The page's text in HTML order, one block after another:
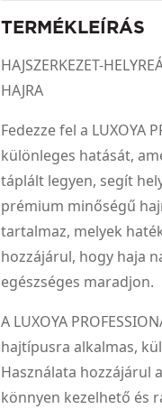
TERMÉKLEÍRÁS
HAJSZERKEZET-
HAJRA
Fedezze fel a LUXOYA
különleges hatását,
táplált legyen, segít
prémium minőségű
tartalmaz, melyek
hozzájárul, hogy haja
egészséges maradjon.
A LUXOYA
hajtípusra alkalmas,
Használata hozzájárul
könnyen kezelhető és